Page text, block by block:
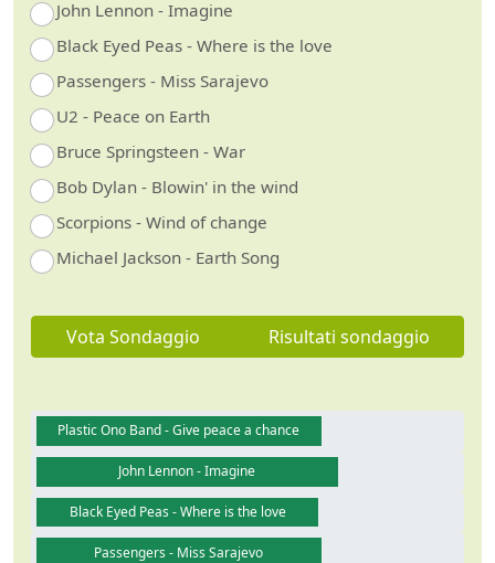
John Lennon - Imagine
Black Eyed Peas - Where is the love
Passengers - Miss Sarajevo
U2 - Peace on Earth
Bruce Springsteen - War
Bob Dylan - Blowin' in the wind
Scorpions - Wind of change
Michael Jackson - Earth Song
Vota Sondaggio Risultati sondaggio
Plastic Ono Band - Give peace a chance
John Lennon - Imagine
Black Eyed Peas - Where is the love
Passengers - Miss Sarajevo